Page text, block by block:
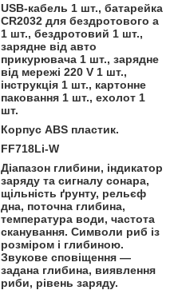
USB-кабель 1 шт., батарейка
CR2032 для бездротового а
1 шт., бездротовий 1 шт.,
зарядне від авто
прикурювача 1 шт., зарядне
від мережі 220 V 1 шт.,
інструкція 1 шт., картонне
паковання 1 шт., ехолот 1
шт.
Корпус ABS пластик.
FF718Li-W
Діапазон глибини, індикатор
заряду та сигналу сонара,
щільність ґрунту, рельєф
дна, поточна глибина,
температура води, частота
сканування. Символи риб із
розміром і глибиною.
Звукове сповіщення —
задана глибина, виявлення
риби, рівень заряду.